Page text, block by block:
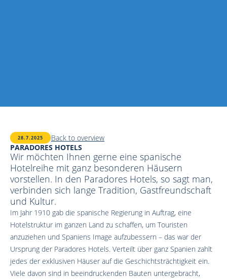
28.7.2025
Back to overview
PARADORES HOTELS
Wir möchten Ihnen gerne eine spanische
Hotelreihe mit ganz besonderen Häusern
vorstellen. In den Paradores Hotels, so sagt man,
verbinden sich lange Tradition, Gastfreundschaft
und Kultur.
Im Jahr 1910 gab die spanische Regierung in Auftrag, eine
Hotelstruktur im ganzen Land zu schaffen, um Touristen
anzuziehen und Spaniens Image aufzubessern – das war der
Ursprung der Paradores Hotels. Verteilt über ganz Spanien zahlt
jedes der exklusiven Häuser auf die Geschichtsträchtigkeit ein.
Viele davon sind in beeindruckenden Bauten untergebracht,